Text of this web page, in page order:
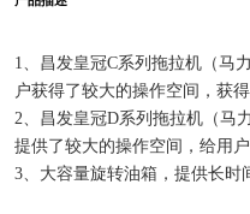
1、昌发皇冠C系列拖拉机（马
户获得了较大的操作空间，获
2、昌发皇冠D系列拖拉机（马
提供了较大的操作空间，给用
3、大容量旋转油箱，提供长时